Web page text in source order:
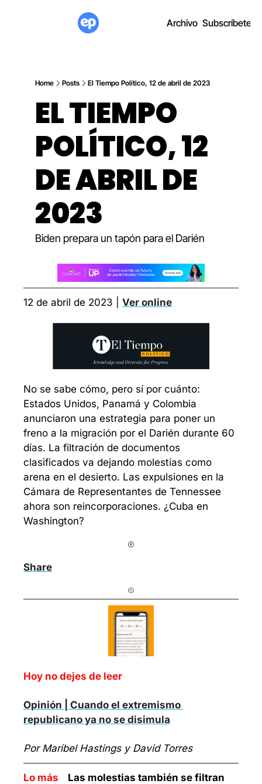
Archivo Subscríbete
Home Posts El Tiempo Político, 12 de abril de 2023
EL TIEMPO
POLÍTICO, 12
DE ABRIL DE
2023
Biden prepara un tapón para el Darién
12 de abril de 2023 | Ver online
No se sabe cómo, pero sí por cuánto:
Estados Unidos, Panamá y Colombia
anunciaron una estrategia para poner un
freno a la migración por el Darién durante 60
días. La filtración de documentos
clasificados va dejando molestias como
arena en el desierto. Las expulsiones en la
Cámara de Representantes de Tennessee
ahora son reincorporaciones. ¿Cuba en
Washington?
Share
Hoy no dejes de leer
Opinión | Cuando el extremismo
republicano ya no se disimula
Por Maribel Hastings y David Torres
Lo más Las molestias también se filtran